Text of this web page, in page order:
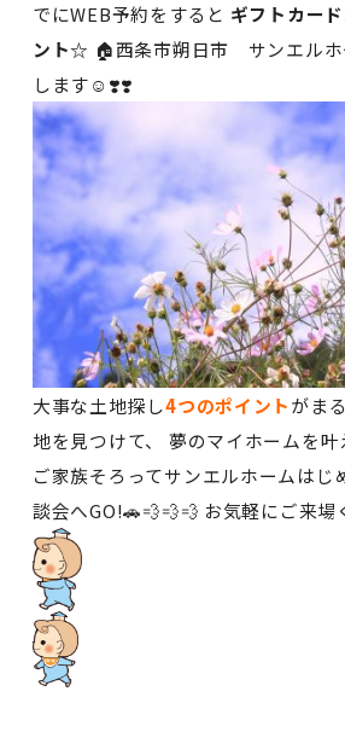
でにWEB予約をすると ギフトカー
ント☆ 🏠西条市朔日市 サンエル
します☺️❣️❣️
大事な土地探し4つのポイントがま
地を見つけて、 夢のマイホームを叶
ご家族そろってサンエルホームはじ
談会へGO!🚗💨💨💨 お気軽にご来